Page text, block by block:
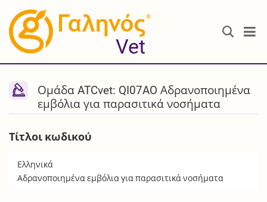
®
Vet
Ομάδα ATCvet: QI07AO Αδρανοποιημένα
εμβόλια για παρασιτικά νοσήματα
Τίτλοι κωδικού
Ελληνικά
Αδρανοποιημένα εμβόλια για παρασιτικά νοσήματα